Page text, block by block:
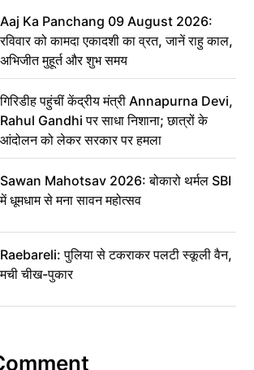
Aaj Ka Panchang 09 August 2026:
रविवार को कामदा एकादशी का व्रत, जानें राहु काल,
अभिजीत मुहूर्त और शुभ समय
गिरिडीह पहुंचीं केंद्रीय मंत्री Annapurna Devi,
Rahul Gandhi पर साधा निशाना; छात्रों के
आंदोलन को लेकर सरकार पर हमला
Sawan Mahotsav 2026: बोकारो थर्मल SBI
में धूमधाम से मना सावन महोत्सव
Raebareli: पुलिया से टकराकर पलटी स्कूली वैन,
मची चीख-पुकार